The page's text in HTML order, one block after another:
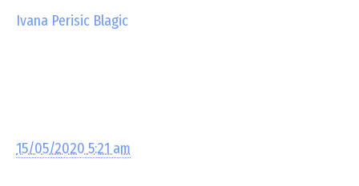
Ivana Perisic Blagic
15/05/2020 5:21 am